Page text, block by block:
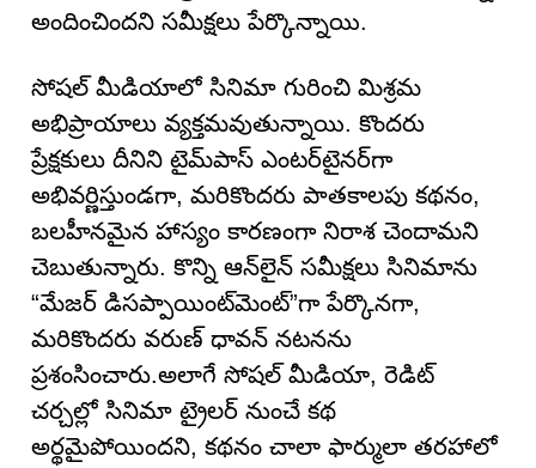
అందించిందని సమీక్షలు పేర్కొన్నాయి.
సోషల్ మీడియాలో సినిమా గురించి మిశ్రమ
అభిప్రాయాలు వ్యక్తమవుతున్నాయి. కొందరు
ప్రేక్షకులు దీనిని టైమ్‌పాస్ ఎంటర్‌టైనర్‌గా
అభివర్ణిస్తుండగా, మరికొందరు పాతకాలపు కథనం,
బలహీనమైన హాస్యం కారణంగా నిరాశ చెందామని
చెబుతున్నారు. కొన్ని ఆన్‌లైన్ సమీక్షలు సినిమాను
“మేజర్ డిసప్పాయింట్‌మెంట్”గా పేర్కొనగా,
మరికొందరు వరుణ్ ధావన్ నటనను
ప్రశంసించారు.అలాగే సోషల్ మీడియా, రెడిట్
చర్చల్లో సినిమా ట్రైలర్ నుంచే కథ
అర్థమైపోయిందని, కథనం చాలా ఫార్ములా తరహాలో